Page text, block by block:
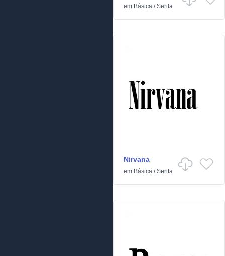
em Básica /Serifa
Nirvana
em Básica /Serifa